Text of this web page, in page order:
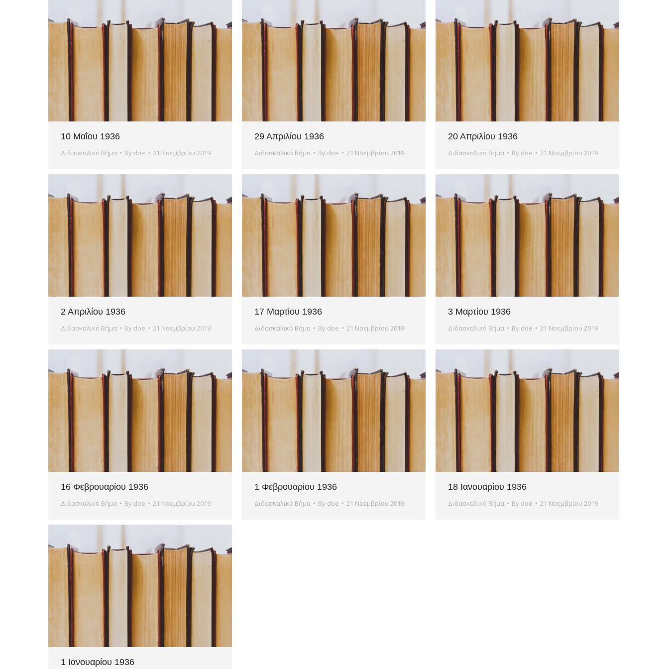
10 Μαΐου 1936
Διδασκαλικό Βήμα By doe 21 Νοεμβρίου 2019
29 Απριλίου 1936
Διδασκαλικό Βήμα By doe 21 Νοεμβρίου 2019
20 Απριλίου 1936
Διδασκαλικό Βήμα By doe 21 Νοεμβρίου 2019
2 Απριλίου 1936
Διδασκαλικό Βήμα By doe 21 Νοεμβρίου 2019
17 Μαρτίου 1936
Διδασκαλικό Βήμα By doe 21 Νοεμβρίου 2019
3 Μαρτίου 1936
Διδασκαλικό Βήμα By doe 21 Νοεμβρίου 2019
16 Φεβρουαρίου 1936
Διδασκαλικό Βήμα By doe 21 Νοεμβρίου 2019
1 Φεβρουαρίου 1936
Διδασκαλικό Βήμα By doe 21 Νοεμβρίου 2019
18 Ιανουαρίου 1936
Διδασκαλικό Βήμα By doe 21 Νοεμβρίου 2019
1 Ιανουαρίου 1936